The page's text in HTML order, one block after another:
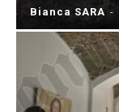
Bianca SARA -